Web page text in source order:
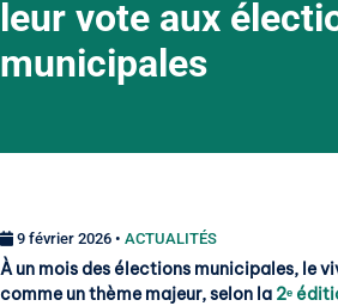
leur vote aux
municipales
9 février 2026 • ACTUALITÉS
À un mois des élections municipales, le
comme un thème majeur, selon la 2ᵉ